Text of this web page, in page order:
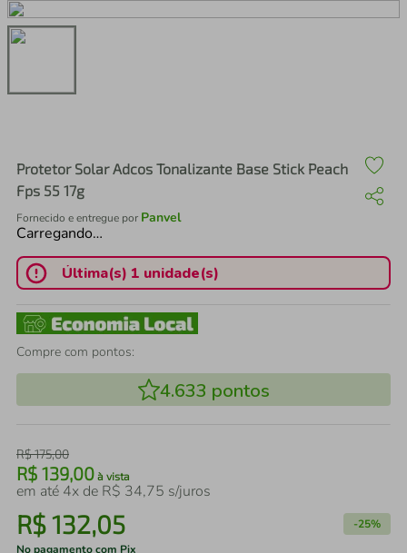
Protetor Solar Adcos Tonalizante Base Stick Peach
Fps 55 17g
Fornecido e entregue por Panvel
Carregando…
Última(s) 1 unidade(s)
Compre com pontos:
4.633 pontos
R$175,00
R$ 139,00 à vista
em até 4x de R$ 34,75 s/juros
R$132,05 -25%
No pagamento com Pix